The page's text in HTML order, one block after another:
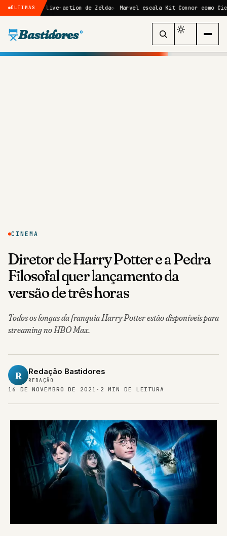
ÚLTIMAS
live-action de Zelda Marvel escala Kit Connor como Ciclope no
Bastidores ®
CINEMA
Diretor de Harry Potter e a Pedra
Filosofal quer lançamento da
versão de três horas
Todos os longas da franquia Harry Potter estão disponíveis para
streaming no HBO Max.
R Redação Bastidores
REDAÇÃO
16 DE NOVEMBRO DE 2021 · 2 MIN DE LEITURA